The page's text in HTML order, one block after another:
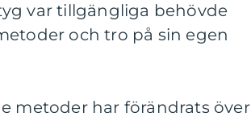
var tillgängliga behövde
och tro på sin egen
metoder har förändrats över